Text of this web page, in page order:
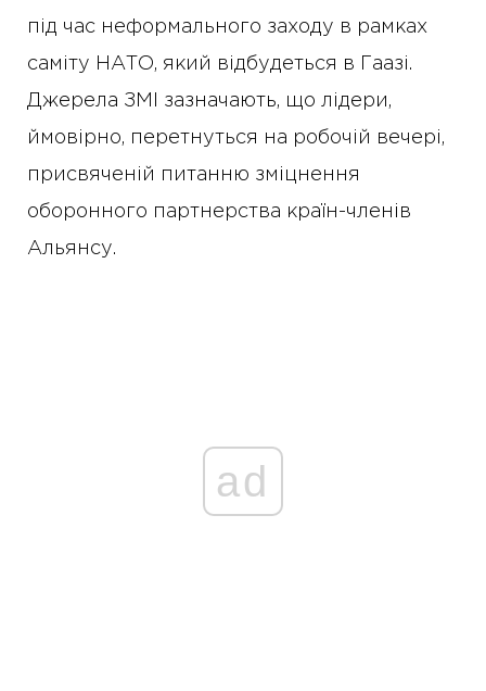
під час неформального заходу в рамках
саміту НАТО, який відбудеться в Гаазі.
Джерела ЗМІ зазначають, що лідери,
ймовірно, перетнуться на робочій вечері,
присвяченій питанню зміцнення
оборонного партнерства країн-членів
Альянсу.
ad